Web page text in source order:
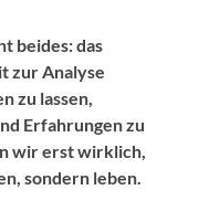
beides: das
zur Analyse
zu lassen,
Erfahrungen zu
wir erst wirklich,
sondern leben.